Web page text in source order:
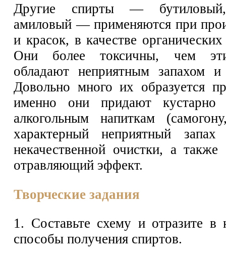
Другие спирты —
амиловый — применяются при
и красок, в качестве органических
Они более токсичны, чем
обладают неприятным запахом
Довольно много их образуется
именно они придают кустарно
алкогольным напиткам
характерный неприятный
некачественной очистки, а
отравляющий эффект.
Творческие задания
1. Составьте схему и отразите в
способы получения спиртов.